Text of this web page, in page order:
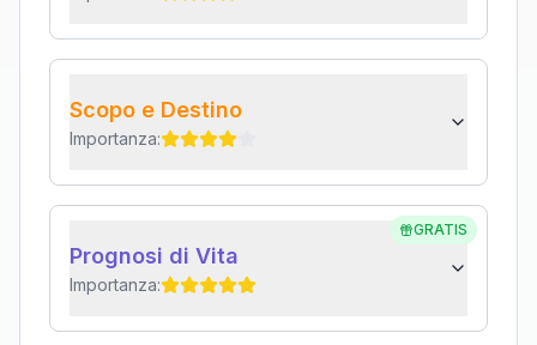
Scopo e Destino
Importanza:
GRATIS
Prognosi di Vita
Importanza: